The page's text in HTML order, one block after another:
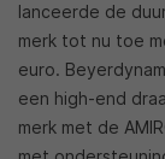
lanceerde de
merk tot nu toe
euro.
een high-end
merk met de